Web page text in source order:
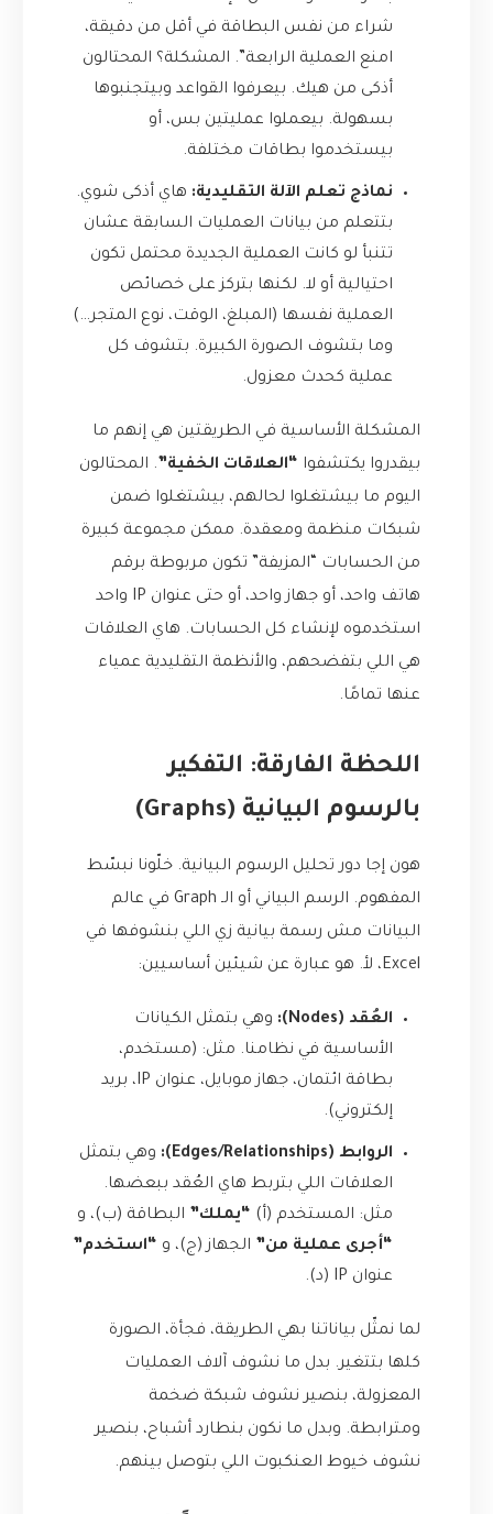
شراء من نفس البطاقة في أقل من دقيقة،
امنع العملية الرابعة”. المشكلة؟ المحتالون
أذكى من هيك. بيعرفوا القواعد وبيتجنبوها
بسهولة. بيعملوا عمليتين بس، أو
بيستخدموا بطاقات مختلفة.
نماذج تعلم الآلة التقليدية: هاي أذكى شوي.
بتتعلم من بيانات العمليات السابقة عشان
تتنبأ لو كانت العملية الجديدة محتمل تكون
احتيالية أو لا. لكنها بتركز على خصائص
العملية نفسها (المبلغ، الوقت، نوع المتجر…)
وما بتشوف الصورة الكبيرة. بتشوف كل
عملية كحدث معزول.
المشكلة الأساسية في الطريقتين هي إنهم ما
بيقدروا يكتشفوا “العلاقات الخفية” . المحتالون
اليوم ما بيشتغلوا لحالهم، بيشتغلوا ضمن
شبكات منظمة ومعقدة. ممكن مجموعة كبيرة
من الحسابات “المزيفة” تكون مربوطة برقم
هاتف واحد، أو جهاز واحد، أو حتى عنوان IP واحد
استخدموه لإنشاء كل الحسابات. هاي العلاقات
هي اللي بتفضحهم، والأنظمة التقليدية عمياء
عنها تمامًا.
اللحظة الفارقة: التفكير
بالرسوم البيانية (Graphs)
هون إجا دور تحليل الرسوم البيانية. خلّونا نبسّط
المفهوم. الرسم البياني أو الـ Graph في عالم
البيانات مش رسمة بيانية زي اللي بنشوفها في
Excel، لأ. هو عبارة عن شيئين أساسيين:
العُقد (Nodes):
وهي بتمثل الكيانات
الأساسية في نظامنا. مثل: (مستخدم،
بطاقة ائتمان، جهاز موبايل، عنوان IP، بريد
إلكتروني).
الروابط (Edges/Relationships):
وهي بتمثل
العلاقات اللي بتربط هاي العُقد ببعضها.
مثل: المستخدم (أ) “يملك” البطاقة (ب)، و
“أجرى عملية من” الجهاز (ج)، و “استخدم”
عنوان IP (د).
لما نمثّل بياناتنا بهي الطريقة، فجأة، الصورة
كلها بتتغير. بدل ما نشوف آلاف العمليات
المعزولة، بنصير نشوف شبكة ضخمة
ومترابطة. وبدل ما نكون بنطارد أشباح، بنصير
نشوف خيوط العنكبوت اللي بتوصل بينهم.